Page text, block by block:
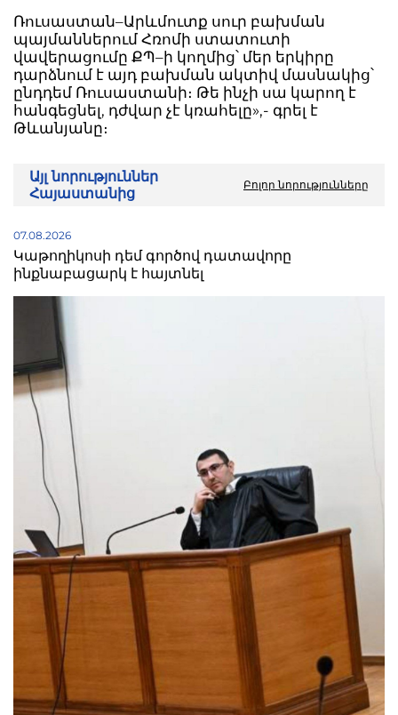
Ռուսաստան–Արևմուտք սուր բախման
պայմաններում Հռոմի ստատուտի
վավերացումը ՔՊ–ի կողմից՝ մեր երկիրը
դարձնում է այդ բախման ակտիվ մասնակից՝
ընդդեմ Ռուսաստանի։ Թե ինչի սա կարող է
հանգեցնել, դժվար չէ կռահելը»,- գրել է
Թևանյանը։
Այլ նորություններ
Հայաստանից
Բոլոր նորությունները
07.08.2026
Կաթողիկոսի դեմ գործով դատավորը
ինքնաբացարկ է հայտնել